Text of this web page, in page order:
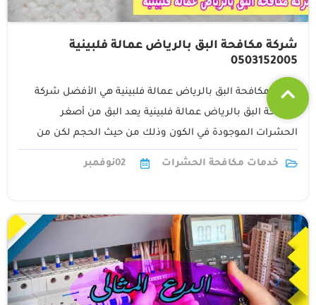
شركة مكافحة البق بالرياض عمالة فلبينية
0503152005
شركة مكافحة البق بالرياض عمالة فلبينية هي الأفضل شركة
مكافحة البق بالرياض عمالة فلبينية يعد البق من أصغر
الحشرات الموجودة في الكون وذلك من حيث الحجم لكن من
الحيث الخطورة1
خدمات مكافحة الحشرات
02نوفمبر